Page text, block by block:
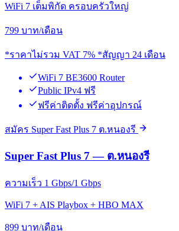
WiFi 7 เต็มพิกัด ครอบครัวใหญ่
799 บาท/เดือน
*ราคาไม่รวม VAT 7% *สัญญา 24 เดือน
WiFi 7 BE3600 Router
Public IPv4 ฟรี
ฟรีค่าติดตั้ง ฟรีค่าอุปกรณ์
สมัคร Super Fast Plus 7 ต.หนองรี
Super Fast Plus 7 — ต.หนองรี
ความเร็ว 1 Gbps/1 Gbps
WiFi 7 + AIS Playbox + HBO MAX
899 บาท/เดือน